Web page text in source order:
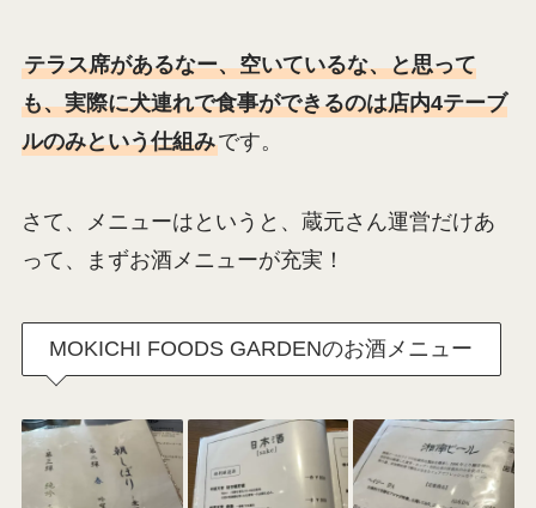
テラス席があるなー、空いているな、と思って
も、実際に犬連れで食事ができるのは店内4テーブ
ルのみという仕組みです。
さて、メニューはというと、蔵元さん運営だけあ
って、まずお酒メニューが充実！
MOKICHI FOODS GARDENのお酒メニュー